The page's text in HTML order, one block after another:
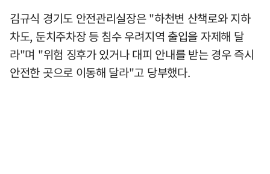
김규식 경기도 안전관리실장은 "하천변 산책로와 지하
차도, 둔치주차장 등 침수 우려지역 출입을 자제해 달
라"며 "위험 징후가 있거나 대피 안내를 받는 경우 즉시
안전한 곳으로 이동해 달라"고 당부했다.